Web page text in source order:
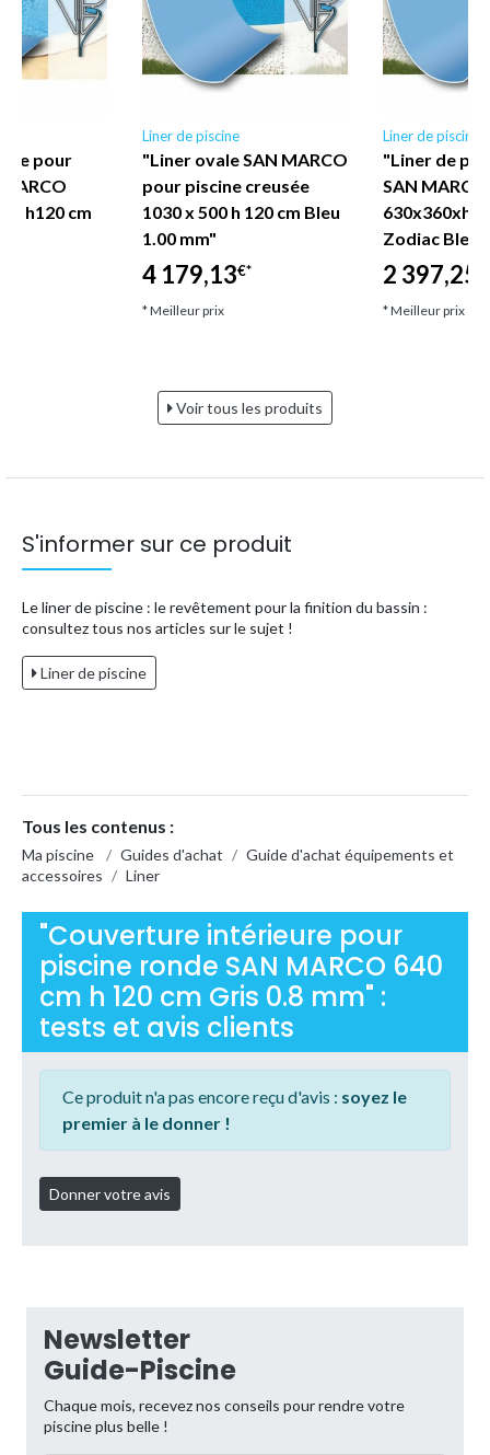
pour
h120 cm
Liner de piscine
"Liner ovale SAN MARCO
pour piscine creusée
1030 x 500 h 120 cm Bleu
1.00 mm"
4 179,13€*
* Meilleur prix
Liner de piscine
"Liner de
SAN MARCO
Zodiac Bleu
2 397,25
* Meilleur prix
Voir tous les produits
S'informer sur ce produit
Le liner de piscine : le revêtement pour la finition du bassin :
consultez tous nos articles sur le sujet !
Liner de piscine
Tous les contenus :
Ma piscine / Guides d'achat / Guide d'achat équipements et
accessoires / Liner
"Couverture intérieure pour
piscine ronde SAN MARCO 640
cm h 120 cm Gris 0.8 mm" :
tests et avis clients
Ce produit n'a pas encore reçu d'avis : soyez le
premier à le donner !
Newsletter
Guide-Piscine
Chaque mois, recevez nos conseils pour rendre votre
piscine plus belle !